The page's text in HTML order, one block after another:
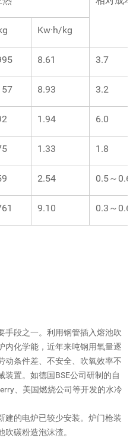
Kw·h/kg
8.61 3.7
8.93 3.2
1.94 6.0
1.33 1.8
2.54 0.5～0.6
9.10 0.3～0.6
手段之一。利用钢管插入熔池吹
内化学能，近年来吨钢用氧量逐
动条件差、不安全、吹氧效率不
置。如德国BSE公司研制的自
、美国燃烧公司等开发的水冷
建的电炉已较少安装。炉门枪装
碳粉造泡沫渣。